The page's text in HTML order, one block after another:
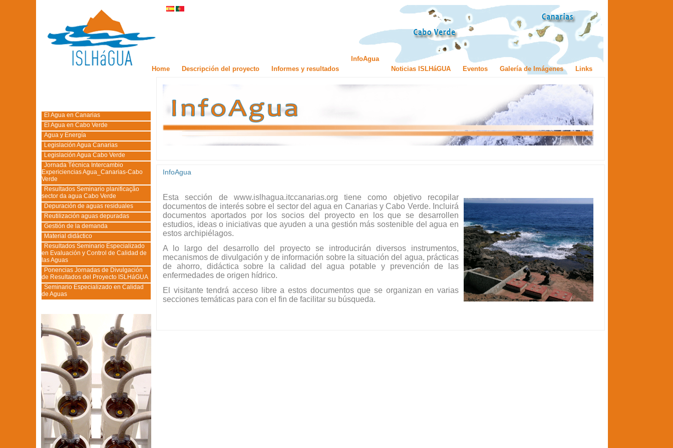
Home Descripción del proyecto Informes y resultados
InfoAgua
Noticias ISLHáGUA
Eventos Galería de Imágenes Links
El Agua en Canarias
El Agua en Cabo Verde
Agua y Energía
Legislación Agua Canarias
Legislación Agua Cabo Verde
Jornada Técnica Intercambio
Expericiencias Agua_Canarias-Cabo
Verde
Resultados Seminario planificação
sector da agua Cabo Verde
Depuración de aguas residuales
Reutilización aguas depuradas
Gestión de la demanda
Material didáctico
Resultados Seminario Especializado
en Evaluación y Control de Calidad de
las Aguas
Ponencias Jornadas de Divulgación
de Resultados del Proyecto ISLHáGUA
Seminario Especializado en Calidad
de Aguas
InfoAgua
Esta sección de www.islhagua.itccanarias.org tiene como objetivo recopilar
documentos de interés sobre el sector del agua en Canarias y Cabo Verde. Incluirá
documentos aportados por los socios del proyecto en los que se desarrollen
estudios, ideas o iniciativas que ayuden a una gestión más sostenible del agua en
estos archipiélagos.
A lo largo del desarrollo del proyecto se introducirán diversos instrumentos,
mecanismos de divulgación y de información sobre la situación del agua, prácticas
de ahorro, didáctica sobre la calidad del agua potable y prevención de las
enfermedades de origen hídrico.
El visitante tendrá acceso libre a estos documentos que se organizan en varias
secciones temáticas para con el fin de facilitar su búsqueda.